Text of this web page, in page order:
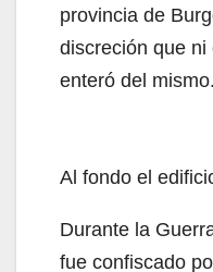
provincia de
discreción que ni
enteró del mismo.
Al fondo el
Durante la
fue confiscado